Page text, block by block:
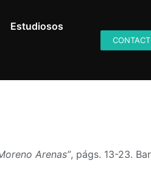
Estudiosos
Arenas”, págs. 13-23.